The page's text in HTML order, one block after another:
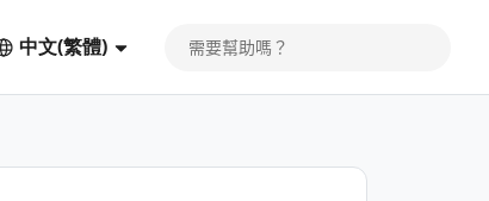
中文(繁體)